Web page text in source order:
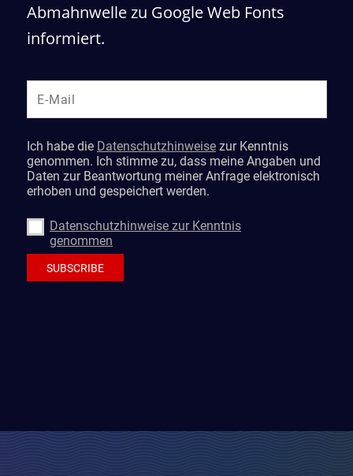
Abmahnwelle zu Google Web Fonts
informiert.